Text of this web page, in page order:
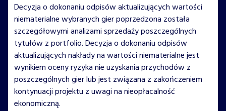
Decyzja o dokonaniu odpisów aktualizujących wartości
niematerialne wybranych gier poprzedzona została
szczegółowymi analizami sprzedaży poszczególnych
tytułów z portfolio. Decyzja o dokonaniu odpisów
aktualizujących nakłady na wartości niematerialne jest
wynikiem oceny ryzyka nie uzyskania przychodów z
poszczególnych gier lub jest związana z zakończeniem
kontynuacji projektu z uwagi na nieopłacalność
ekonomiczną.